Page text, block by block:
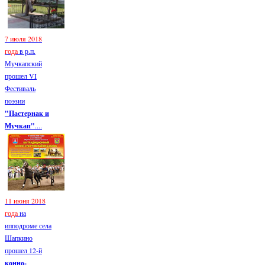
7 июля 2018
годав р.п.
Мучкапский
прошел VI
Фестиваль
поэзии
"Пастернак и
Мучкап"....
11 июня 2018
годана
ипподроме села
Шапкино
прошел 12-й